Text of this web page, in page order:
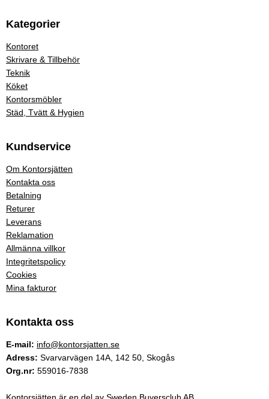
Kategorier
Kontoret
Skrivare & Tillbehör
Teknik
Köket
Kontorsmöbler
Städ, Tvätt & Hygien
Kundservice
Om Kontorsjätten
Kontakta oss
Betalning
Returer
Leverans
Reklamation
Allmänna villkor
Integritetspolicy
Cookies
Mina fakturor
Kontakta oss
E-mail: info@kontorsjatten.se
Adress: Svarvarvägen 14A, 142 50, Skogås
Org.nr: 559016-7838